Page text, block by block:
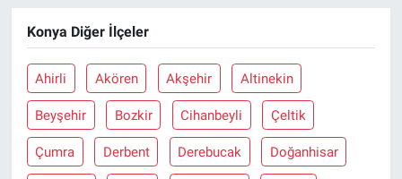
Konya Diğer İlçeler
Ahirli Akören Akşehir Altinekin
Beyşehir Bozkir Cihanbeyli Çeltik
Çumra Derbent Derebucak Doğanhisar